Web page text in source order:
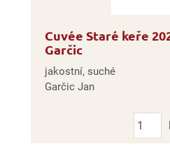
Cuvée Staré keře
Garčic
jakostní, suché
Garčic Jan
Počet